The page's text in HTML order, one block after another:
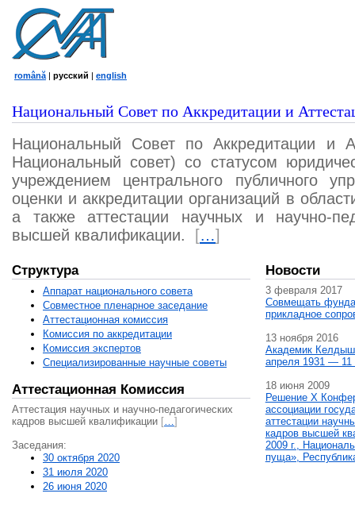
română | русский | english
Национальный Совет по Аккредитации и
Национальный Совет по Аккредитации и
Национальный совет) со статусом
учреждением центрального публичного
оценки и аккредитации организаций в
а также аттестации научных и научно-
высшей квалификации.
[…]
Структура
Аппарат национального совета
Совместное пленарное заседание
Аттестационная комисcия
Комиссия по аккредитации
Комиссия экспертов
Специализированные научные советы
Аттестационная Комиссия
Аттестация научных и научно-педагогических
кадров высшей квалификации […]
Заседания:
30 октября 2020
31 июля 2020
26 июня 2020
Новости
3 февраля 2017
Совмещать
прикладное
13 ноября 2016
Академик
апреля 1931 — 11
18 июня 2009
Решение X
ассоциации
аттестации
кадров высшей
2009 г.,
пуща»,